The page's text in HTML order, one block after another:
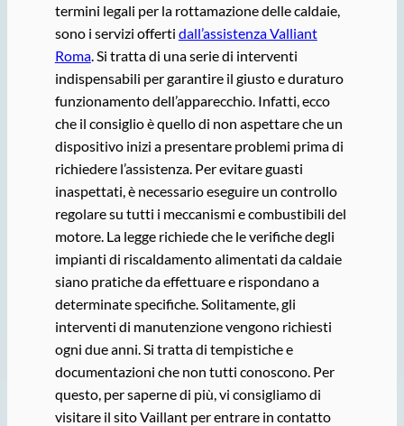
termini legali per la rottamazione delle caldaie,
sono i servizi offerti dall’assistenza Valliant
Roma. Si tratta di una serie di interventi
indispensabili per garantire il giusto e duraturo
funzionamento dell’apparecchio. Infatti, ecco
che il consiglio è quello di non aspettare che un
dispositivo inizi a presentare problemi prima di
richiedere l’assistenza. Per evitare guasti
inaspettati, è necessario eseguire un controllo
regolare su tutti i meccanismi e combustibili del
motore. La legge richiede che le verifiche degli
impianti di riscaldamento alimentati da caldaie
siano pratiche da effettuare e rispondano a
determinate specifiche. Solitamente, gli
interventi di manutenzione vengono richiesti
ogni due anni. Si tratta di tempistiche e
documentazioni che non tutti conoscono. Per
questo, per saperne di più, vi consigliamo di
visitare il sito Vaillant per entrare in contatto